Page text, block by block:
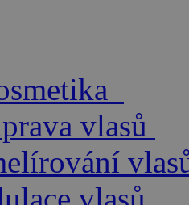
vlasů